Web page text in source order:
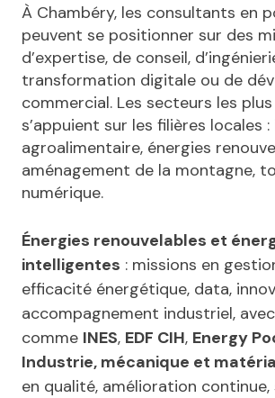
À Chambéry, les consultants en
peuvent se positionner sur des
d’expertise, de conseil,
transformation digitale ou de
commercial. Les secteurs les
s’appuient sur les filières locales
agroalimentaire, énergies
aménagement de la montagne,
numérique.
Énergies renouvelables et
intelligentes : missions en
efficacité énergétique, data,
accompagnement industriel,
comme INES, EDF CIH, Energy
Industrie, mécanique et
en qualité, amélioration continue,